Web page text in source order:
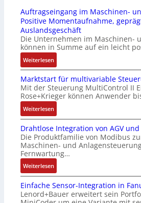
s
t
s
i
c
h
f
l
e
x
i
b
e
l
f
ü
r
i
e
r
i
n
g
e
n
G
u
n
d
5
G
a
u
d
n
R
3
-
Z
e
r
t
i
f
i
z
i
e
u
n
g
b
e
s
t
u
c
k
a
u
s
g
l
e
i
c
h
e
l
e
m
e
n
t
Auftragseingang im Maschinen-
Positive Momentaufnahme,
Auslandsgeschäft
Die Unternehmen im Maschinen-
können in Summe auf ein leicht
Weiterlesen:
A
u
f
t
r
a
g
s
e
i
n
g
a
n
Marktstart für multivariable
Mit der Steuerung MultiControl II
Rose+Krieger können Anwender
Weiterlesen:
M
a
r
k
t
s
t
a
r
Drahtlose Integration von AGV
Die Produktfamilie von Modibus
Maschinen- und
Fernwartung…
Weiterlesen:
D
r
a
Einfache Sensor-Integration in
Lenord+Bauer erweitert sein